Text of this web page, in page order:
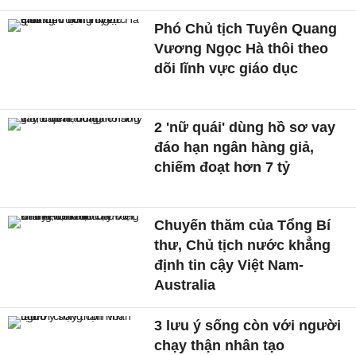
Phó Chủ tịch Tuyên Quang
Vương Ngọc Hà thôi theo
dõi lĩnh vực giáo dục
2 'nữ quái' dùng hồ sơ vay
đáo hạn ngân hàng giả,
chiếm đoạt hơn 7 tỷ
Chuyến thăm của Tổng Bí
thư, Chủ tịch nước khẳng
định tin cậy Việt Nam-
Australia
3 lưu ý sống còn với người
chạy thận nhân tạo